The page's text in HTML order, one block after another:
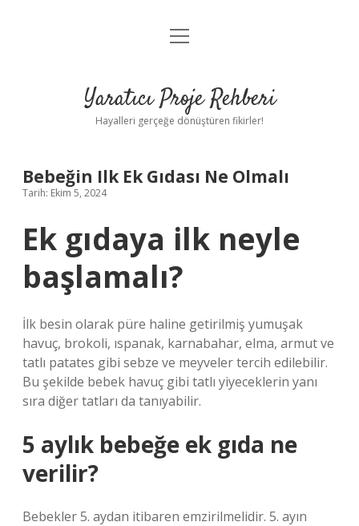
Anasayfa
Yasal Uyarı
menüyü
Yaratıcı Proje Rehberi
Hayalleri gerçeğe dönüştüren fikirler!
Bebeğin Ilk Ek Gıdası Ne Olmalı
Tarih: Ekim 5, 2024
Ek gıdaya ilk neyle
başlamalı?
İlk besin olarak püre haline getirilmiş yumuşak
havuç, brokoli, ıspanak, karnabahar, elma, armut ve
tatlı patates gibi sebze ve meyveler tercih edilebilir.
Bu şekilde bebek havuç gibi tatlı yiyeceklerin yanı
sıra diğer tatları da tanıyabilir.
5 aylık bebeğe ek gıda ne
verilir?
Bebekler 5. aydan itibaren emzirilmelidir. 5. ayın